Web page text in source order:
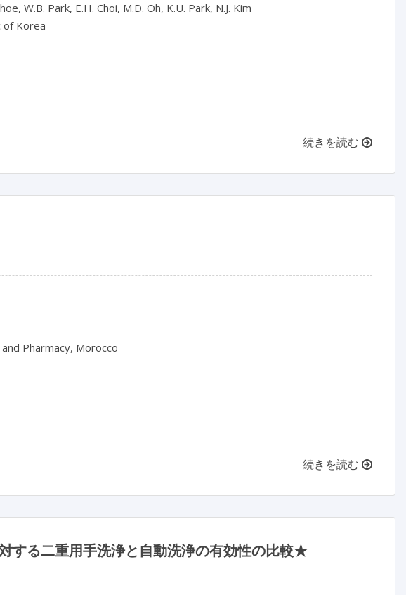
W.B. Park, E.H. Choi, M.D. Oh, K.U. Park, N.J. Kim
of Korea
続きを読む
Pharmacy, Morocco
続きを読む
する二重用手洗浄と自動洗浄の有効性の比較★